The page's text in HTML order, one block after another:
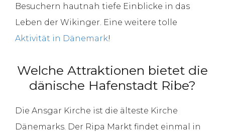
Besuchern hautnah tiefe Einblicke in das
Leben der Wikinger. Eine weitere tolle
Aktivität in Dänemark!
Welche Attraktionen bietet die
dänische Hafenstadt Ribe?
Die Ansgar Kirche ist die älteste Kirche
Dänemarks. Der Ripa Markt findet einmal in